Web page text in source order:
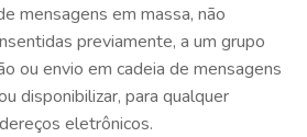
mensagens em massa, não
previamente, a um grupo
ou envio em cadeia de mensagens
disponibilizar, para qualquer
eletrônicos.